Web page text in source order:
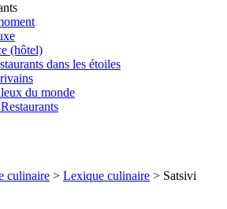
(hôtel)
dans les étoiles
du monde
culinaire > Lexique culinaire > Satsivi